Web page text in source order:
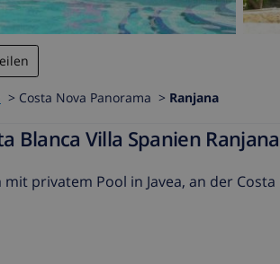
> Costa Nova Panorama > Ranjana
Blanca Villa Spanien Ranjana
privatem Pool in Javea, an der